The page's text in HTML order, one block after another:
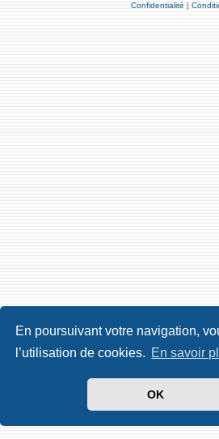
En poursuivant votre navigation,
l’utilisation de cookies. En savoir
OK
Confidentialité |